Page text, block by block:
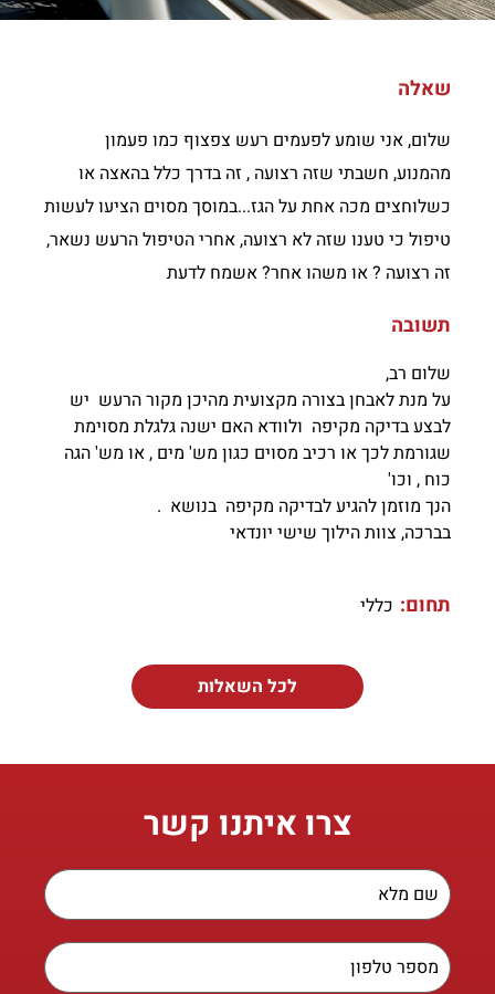
שאלה
שלום, אני שומע לפעמים רעש צפצוף כמו פעמון
מהמנוע, חשבתי שזה רצועה , זה בדרך כלל בהאצה או
כשלוחצים מכה אחת על הגז...במוסך מסוים הציעו לעשות
טיפול כי טענו שזה לא רצועה, אחרי הטיפול הרעש נשאר,
זה רצועה ? או משהו אחר? אשמח לדעת
תשובה
שלום רב,
על מנת לאבחן בצורה מקצועית מהיכן מקור הרעש יש
לבצע בדיקה מקיפה ולוודא האם ישנה גלגלת מסוימת
שגורמת לכך או רכיב מסוים כגון מש' מים , או מש' הגה
כוח , וכו'
הנך מוזמן להגיע לבדיקה מקיפה בנושא .
בברכה, צוות הילוך שישי יונדאי
תחום: כללי
לכל השאלות
צרו איתנו קשר